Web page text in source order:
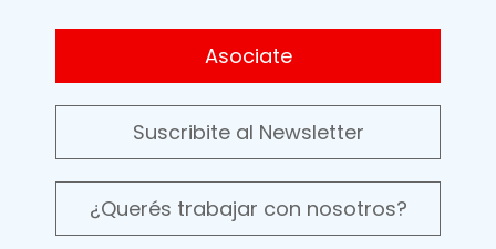
Asociate
Suscribite al Newsletter
¿Querés trabajar con nosotros?